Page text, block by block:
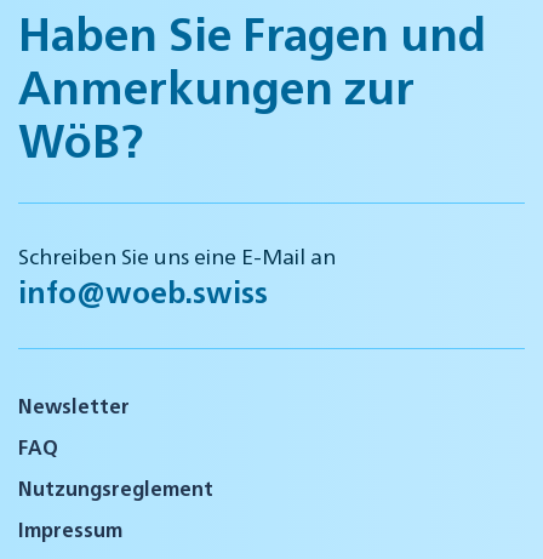
Haben Sie Fragen und
Anmerkungen zur
WöB?
Schreiben Sie uns eine E-Mail an
info@woeb.swiss
Newsletter
FAQ
Nutzungsreglement
Impressum